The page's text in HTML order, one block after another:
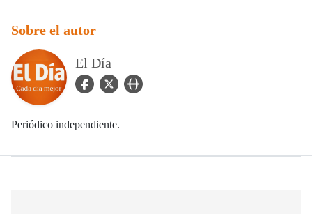
Sobre el autor
El Día
facebook Icon
twitter Iconuser_url Icon
Periódico independiente.